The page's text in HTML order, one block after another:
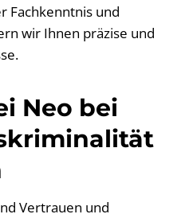
Fachkenntnis und
wir Ihnen präzise und
Neo bei
Vertrauen und